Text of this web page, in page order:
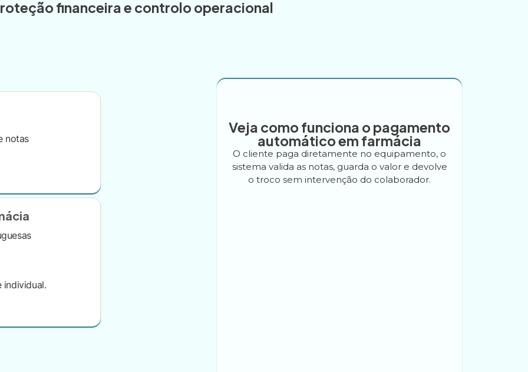
financeira e controlo operacional
notas
individual.
Veja como funciona o pagamento
automático em farmácia
O cliente paga diretamente no equipamento, o
sistema valida as notas, guarda o valor e devolve
o troco sem intervenção do colaborador.